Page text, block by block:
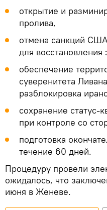
открытие и
пролива,
отмена санкций
для
обеспечение
суверенитета
разблокировка
сохранение статус-
при контроле со
подготовка
течение 60 дней.
Процедуру провели
ожидалось, что
июня в Женеве.